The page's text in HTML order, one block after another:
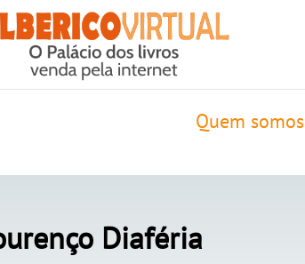
Quem somos
Diaféria